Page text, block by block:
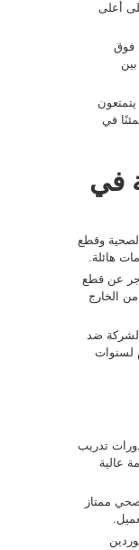
أعلى
فوق
في
في
وقطع
هائلة.
عن قطع
الخارج
ضد
لسنوات
تدريب
عالية
ممتاز